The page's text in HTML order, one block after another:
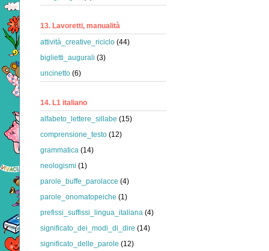
13. Lavoretti, manualità
attività_creative_riciclo (44)
biglietti_augurali (3)
uncinetto (6)
14. L1 italiano
alfabeto_lettere_sillabe (15)
comprensione_testo (12)
grammatica (14)
neologismi (1)
parole_buffe_parolacce (4)
parole_onomatopeiche (1)
prefissi_suffissi_lingua_italiana (4)
significato_dei_modi_di_dire (14)
significato_delle_parole (12)